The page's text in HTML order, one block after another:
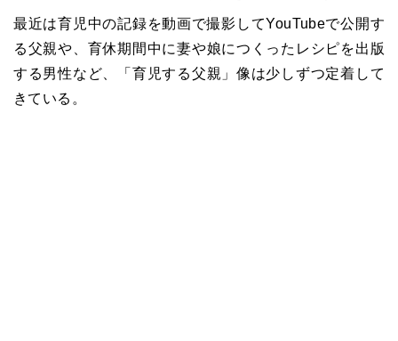
最近は育児中の記録を動画で撮影してYouTubeで公開す
る父親や、育休期間中に妻や娘につくったレシピを出版
する男性など、「育児する父親」像は少しずつ定着して
きている。